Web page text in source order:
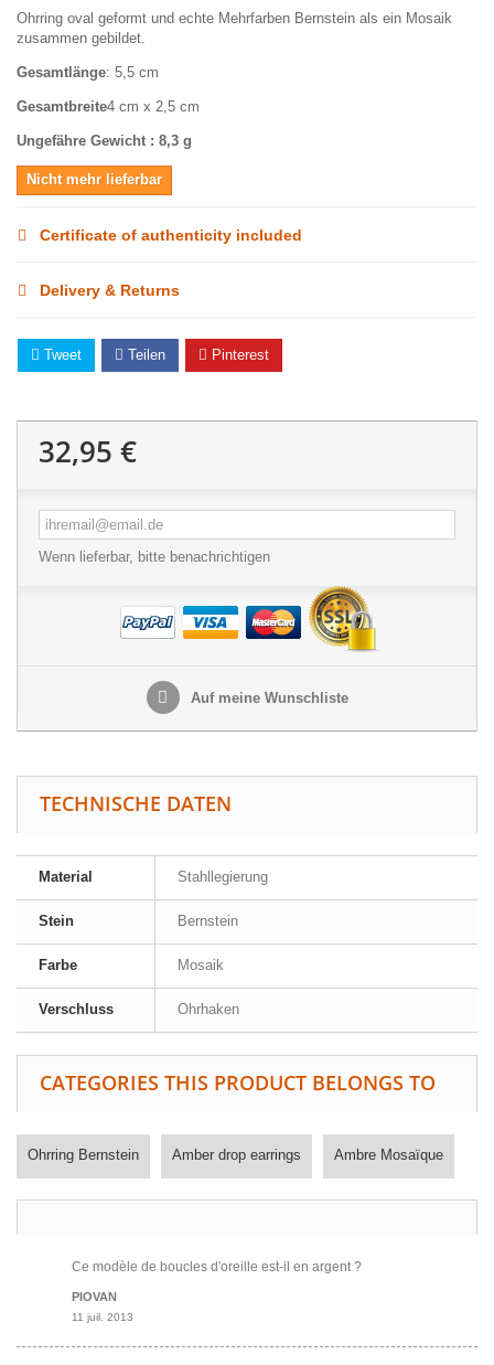
Ohrring oval geformt und echte Mehrfarben Bernstein als ein Mosaik
zusammen gebildet.
Gesamtlänge: 5,5 cm
Gesamtbreite4 cm x 2,5 cm
Ungefähre Gewicht : 8,3 g
Nicht mehr lieferbar
Certificate of authenticity included
Delivery & Returns
Tweet Teilen Pinterest
32,95 €
Wenn lieferbar, bitte benachrichtigen
Auf meine Wunschliste
TECHNISCHE DATEN
Material Stahllegierung
Stein Bernstein
Farbe Mosaik
Verschluss Ohrhaken
CATEGORIES THIS PRODUCT BELONGS TO
Ohrring Bernstein Amber drop earrings Ambre Mosaïque
Ce modèle de boucles d'oreille est-il en argent ?
PIOVAN
11 juil. 2013